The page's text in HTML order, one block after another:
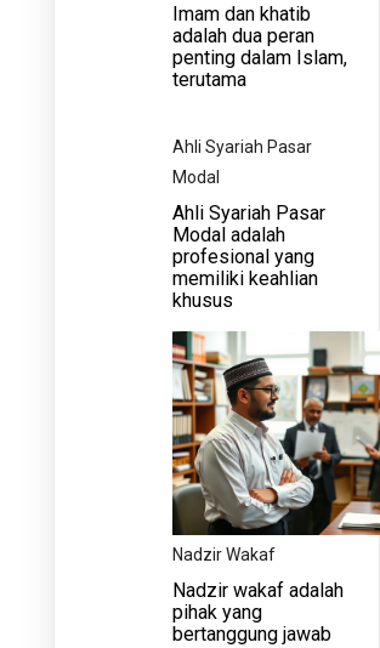
Imam dan khatib
adalah dua peran
penting dalam Islam,
terutama
Ahli Syariah Pasar
Modal
Ahli Syariah Pasar
Modal adalah
profesional yang
memiliki keahlian
khusus
Nadzir Wakaf
Nadzir wakaf adalah
pihak yang
bertanggung jawab